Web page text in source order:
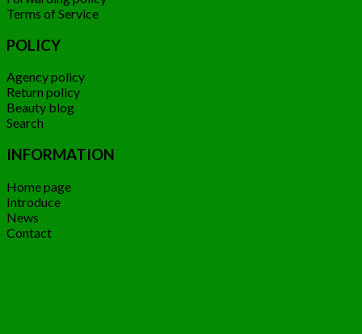
Terms of Service
POLICY
Agency policy
Return policy
Beauty blog
Search
INFORMATION
Home page
Introduce
News
Contact